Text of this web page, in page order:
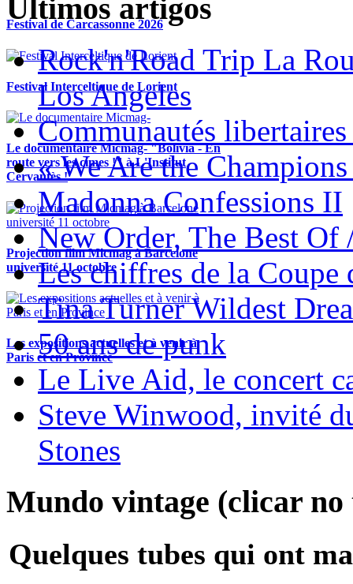
Festival de Carcassonne 2026
Festival Interceltique de Lorient
Le documentaire Micmag- "Bolivia - En
route vers les cimes !" à L'Institut
Cervantès !
Projection film Micmag à Barcelone
université 11 octobre
Les expositions actuelles et à venir à
Paris et en Province
Ultimos artigos
Rock'n'Road Trip La
Los Angeles
Communautés libertaires
« We Are the
Madonna Confessions II
New Order, The Best Of
Les chiffres de la Coupe
Tina Turner Wildest
50 ans de punk
Le Live Aid, le concert
Steve Winwood, invité
Stones
Mundo vintage (clicar
Quelques tubes qui ont